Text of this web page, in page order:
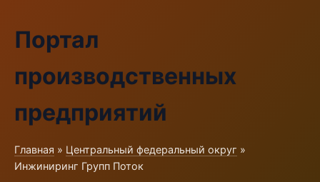
Портал
производственных
предприятий
Главная » Центральный федеральный округ »
Инжиниринг Групп Поток